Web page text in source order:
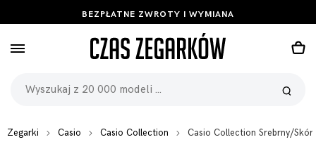
BEZPŁATNE ZWROTY I WYMIANA
Zegarki Casio Casio Collection Casio Collection Srebrny/